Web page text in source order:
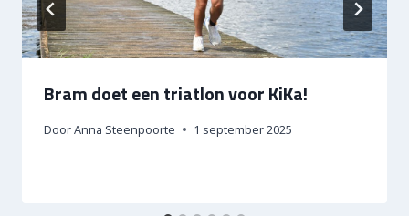
Bram doet een triatlon voor KiKa!
DoorAnna Steenpoorte 1 september 2025